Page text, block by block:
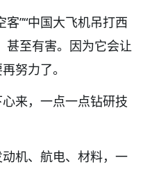
”“中国大飞机吊打西
甚至有害。因为它会让
努力了。
来，一点一点钻研技
机、航电、材料，一